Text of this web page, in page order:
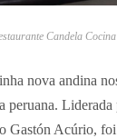
Candela
nova andina
peruana. Liderada
Gastón Acúrio,